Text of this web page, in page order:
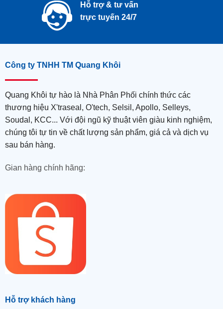
Hỗ trợ & tư vấn
trực tuyến 24/7
Công ty TNHH TM Quang Khôi
Quang Khôi tự hào là Nhà Phân Phối chính thức các
thương hiệu X'traseal, O'tech, Selsil, Apollo, Selleys,
Soudal, KCC... Với đội ngũ kỹ thuật viên giàu kinh nghiệm,
chúng tôi tự tin về chất lượng sản phẩm, giá cả và dịch vụ
sau bán hàng.
Gian hàng chính hãng:
Hỗ trợ khách hàng